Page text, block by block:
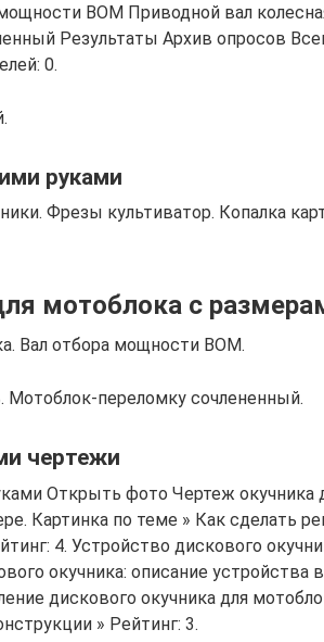
ВОМ Приводной вал
Результаты Архив опросов
0.
руками
Фрезы культиватор. Копалка
мотоблока с
Вал отбора мощности ВОМ.
Мотоблок-переломку сочлененный.
чертежи
Открыть фото Чертеж окучника
Картинка по теме » Как сделать
4. Устройство дискового
окучника: описание устройства
дискового окучника для
» Рейтинг: 3.